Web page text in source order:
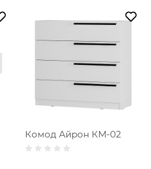
Комод Айрон КМ-02